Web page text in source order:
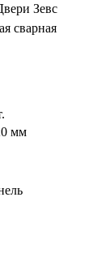
Зевс
сварная
мм